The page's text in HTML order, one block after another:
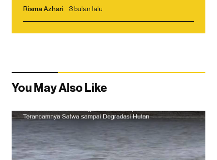
Risma Azhari 3 bulan lalu
You May Also Like